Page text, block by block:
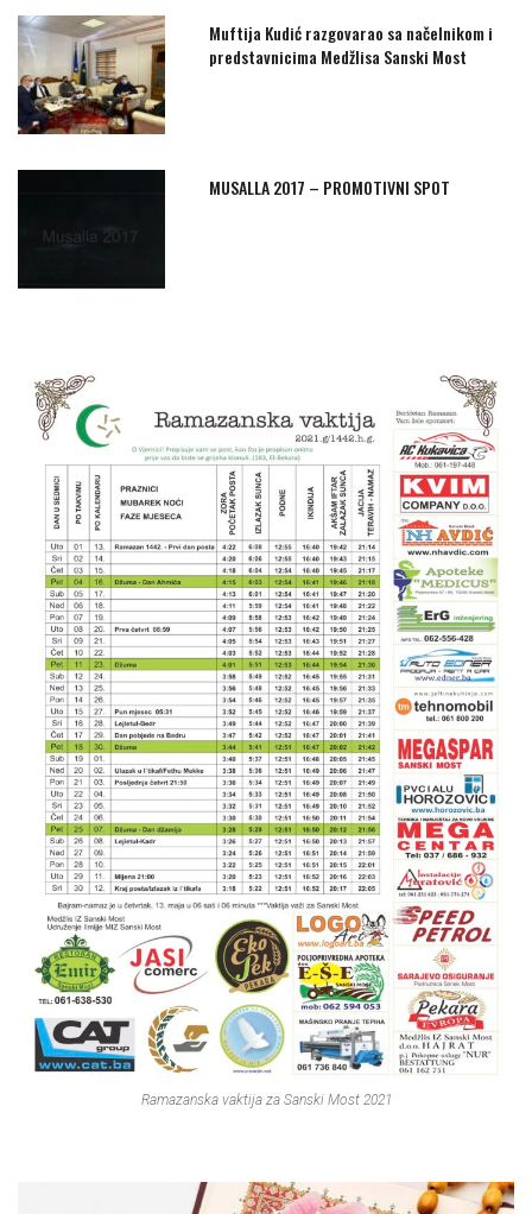
Muftija Kudić razgovarao sa načelnikom i
predstavnicima Medžlisa Sanski Most
MUSALLA 2017 – PROMOTIVNI SPOT
Ramazanska vaktija za Sanski Most 2021